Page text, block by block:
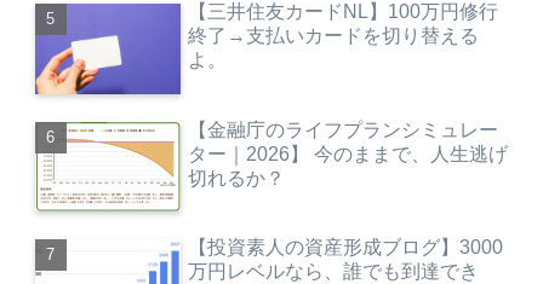
【三井住友カードNL】100万円修行
終了→支払いカードを切り替える
よ。
【金融庁のライフプランシミュレー
ター｜2026】 今のままで、人生逃げ
切れるか？
【投資素人の資産形成ブログ】3000
万円レベルなら、誰でも到達でき